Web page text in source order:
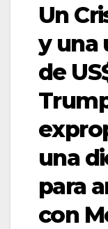
Un
y una
de
una
para
con